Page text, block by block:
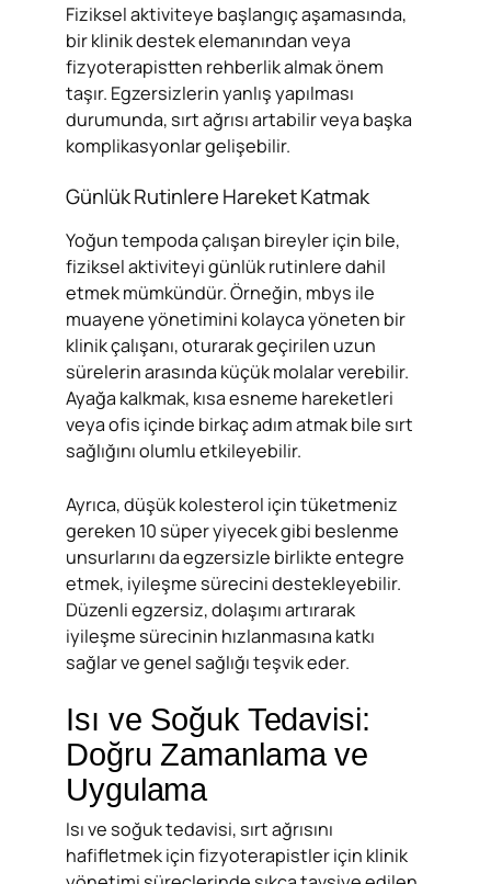
Fiziksel aktiviteye başlangıç aşamasında,
bir klinik destek elemanından veya
fizyoterapistten rehberlik almak önem
taşır. Egzersizlerin yanlış yapılması
durumunda, sırt ağrısı artabilir veya başka
komplikasyonlar gelişebilir.
Günlük Rutinlere Hareket Katmak
Yoğun tempoda çalışan bireyler için bile,
fiziksel aktiviteyi günlük rutinlere dahil
etmek mümkündür. Örneğin, mbys ile
muayene yönetimini kolayca yöneten bir
klinik çalışanı, oturarak geçirilen uzun
sürelerin arasında küçük molalar verebilir.
Ayağa kalkmak, kısa esneme hareketleri
veya ofis içinde birkaç adım atmak bile sırt
sağlığını olumlu etkileyebilir.
Ayrıca, düşük kolesterol için tüketmeniz
gereken 10 süper yiyecek gibi beslenme
unsurlarını da egzersizle birlikte entegre
etmek, iyileşme sürecini destekleyebilir.
Düzenli egzersiz, dolaşımı artırarak
iyileşme sürecinin hızlanmasına katkı
sağlar ve genel sağlığı teşvik eder.
Isı ve Soğuk Tedavisi:
Doğru Zamanlama ve
Uygulama
Isı ve soğuk tedavisi, sırt ağrısını
hafifletmek için fizyoterapistler için klinik